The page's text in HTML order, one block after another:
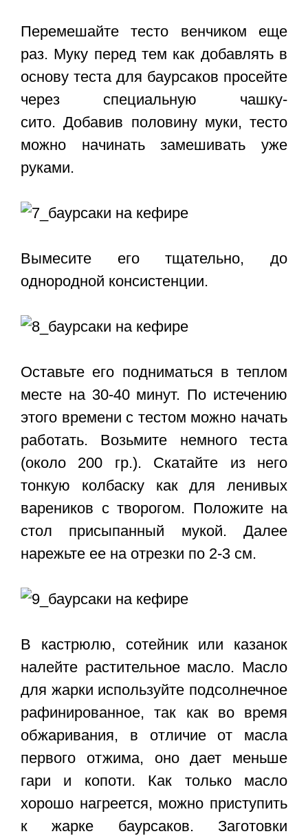
Перемешайте тесто венчиком еще
раз. Муку перед тем как добавлять в
основу теста для баурсаков просейте
через специальную чашку-
сито. Добавив половину муки, тесто
можно начинать замешивать уже
руками.
Вымесите его тщательно, до
однородной консистенции.
Оставьте его подниматься в теплом
месте на 30-40 минут. По истечению
этого времени с тестом можно начать
работать. Возьмите немного теста
(около 200 гр.). Скатайте из него
тонкую колбаску как для ленивых
вареников с творогом. Положите на
стол присыпанный мукой. Далее
нарежьте ее на отрезки по 2-3 см.
В кастрюлю, сотейник или казанок
налейте растительное масло. Масло
для жарки используйте подсолнечное
рафинированное, так как во время
обжаривания, в отличие от масла
первого отжима, оно дает меньше
гари и копоти. Как только масло
хорошо нагреется, можно приступить
к жарке баурсаков. Заготовки